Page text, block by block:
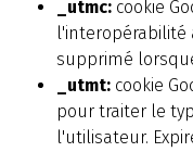
_utmc: cookie
l'interopérabilité
supprimé
_utmt: cookie
pour traiter le
l'utilisateur.